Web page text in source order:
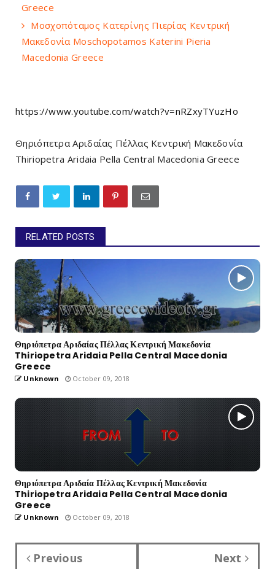
Greece
Μοσχοπόταμος Κατερίνης Πιερίας Κεντρική
Μακεδονία Moschopotamos Katerini Pieria
Macedonia Greece
https://www.youtube.com/watch?v=nRZxyTYuzHo
Θηριόπετρα Αριδαίας Πέλλας Κεντρική Μακεδονία
Thiriopetra Aridaia Pella Central Macedonia Greece
RELATED POSTS
Θηριόπετρα Αριδαίας Πέλλας Κεντρική Μακεδονία
Thiriopetra Aridaia Pella Central Macedonia
Greece
Unknown October 09, 2018
Θηριόπετρα Αριδαία Πέλλας Κεντρική Μακεδονία
Thiriopetra Aridaia Pella Central Macedonia
Greece
Unknown October 09, 2018
Previous Next